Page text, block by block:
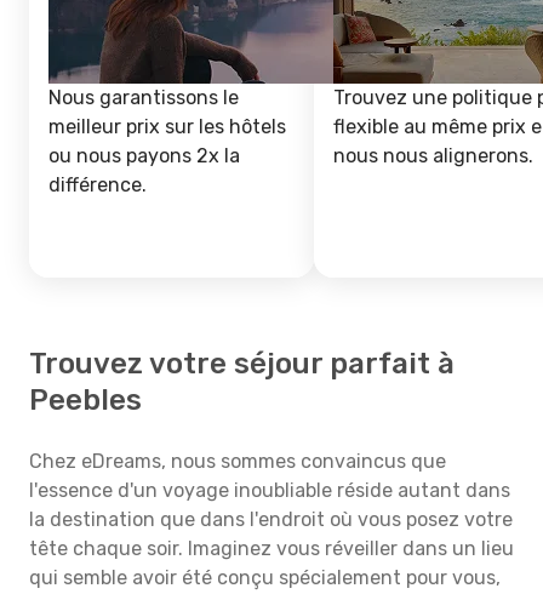
Nous garantissons le
meilleur prix sur les hôtels
ou nous payons 2x la
différence.
Trouvez une politique
flexible au même prix
nous nous alignerons.
Trouvez votre séjour parfait à
Peebles
Chez eDreams, nous sommes convaincus que
l'essence d'un voyage inoubliable réside autant dans
la destination que dans l'endroit où vous posez votre
tête chaque soir. Imaginez vous réveiller dans un lieu
qui semble avoir été conçu spécialement pour vous,